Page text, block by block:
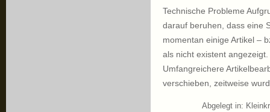
Technische Probleme
darauf beruhen, dass eine
momentan einige Artikel –
als nicht existent
Umfangreichere
verschieben, zeitweise
Abgelegt in: